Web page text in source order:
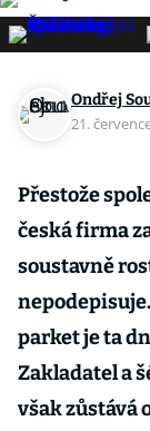
Ondřej
21.
Přestože
česká firma
soustavně
parket je ta
Zakladatel a
však zůstává